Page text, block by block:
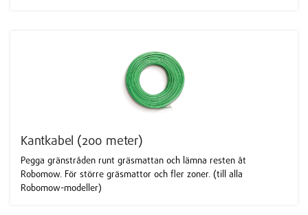
Kantkabel (200 meter)
Pegga gränstråden runt gräsmattan och lämna resten åt
Robomow. För större gräsmattor och fler zoner. (till alla
Robomow-modeller)